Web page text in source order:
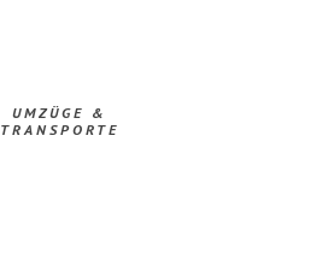
UMZÜGE &
TRANSPORTE